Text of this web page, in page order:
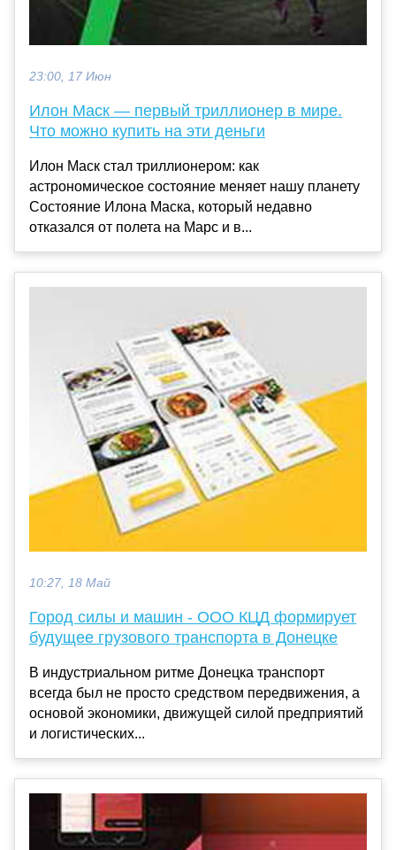
23:00, 17 Июн
Илон Маск — первый триллионер в мире.
Что можно купить на эти деньги
Илон Маск стал триллионером: как
астрономическое состояние меняет нашу планету
Состояние Илона Маска, который недавно
отказался от полета на Марс и в...
10:27, 18 Май
Город силы и машин - ООО КЦД формирует
будущее грузового транспорта в Донецке
В индустриальном ритме Донецка транспорт
всегда был не просто средством передвижения, а
основой экономики, движущей силой предприятий
и логистических...